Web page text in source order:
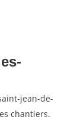
jean-de-
chantiers.